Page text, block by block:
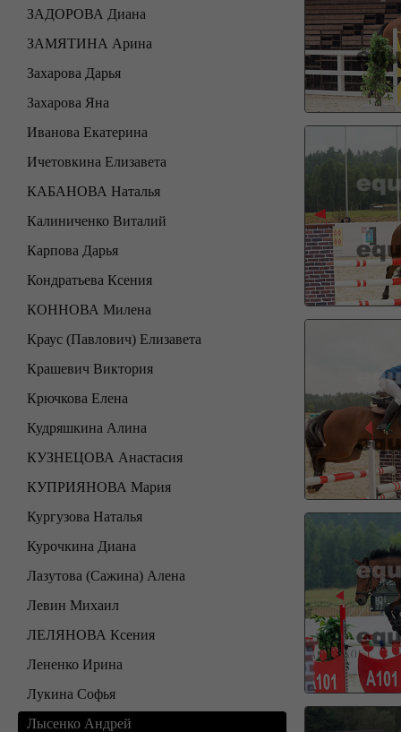
ЗАДОРОВА Диана
ЗАМЯТИНА Арина
Захарова Дарья
Захарова Яна
Иванова Екатерина
Ичетовкина Елизавета
КАБАНОВА Наталья
Калиниченко Виталий
Карпова Дарья
Кондратьева Ксения
КОННОВА Милена
Краус (Павлович) Елизавета
Крашевич Виктория
Крючкова Елена
Кудряшкина Алина
КУЗНЕЦОВА Анастасия
КУПРИЯНОВА Мария
Кургузова Наталья
Курочкина Диана
Лазутова (Сажина) Алена
Левин Михаил
ЛЕЛЯНОВА Ксения
Лененко Ирина
Лукина Софья
Лысенко Андрей